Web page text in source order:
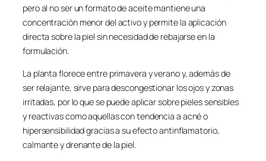
pero al no ser un formato de aceite mantiene una
concentración menor del activo y permite la aplicación
directa sobre la piel sin necesidad de rebajarse en la
formulación.
La planta florece entre primavera y verano y, además de
ser relajante, sirve para descongestionar los ojos y zonas
irritadas, por lo que se puede aplicar sobre pieles sensibles
y reactivas como aquellas con tendencia a acné o
hipersensibilidad gracias a su efecto antinflamatorio,
calmante y drenante de la piel.